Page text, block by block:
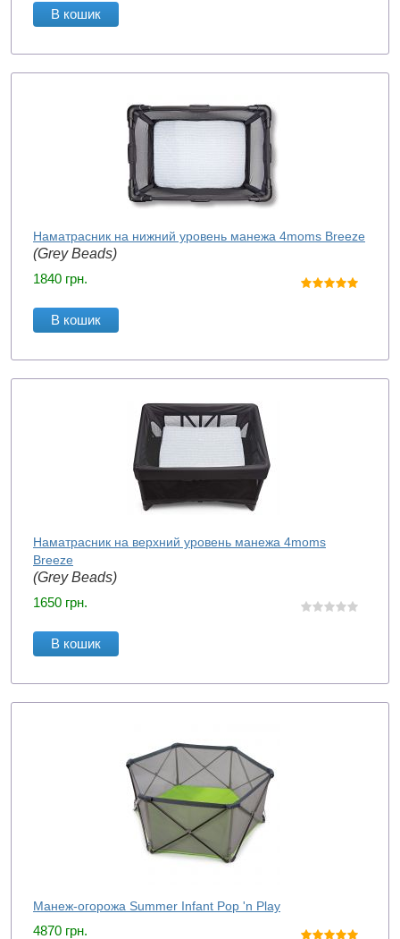
В кошик
Наматрасник на нижний уровень манежа 4moms Breeze
(Grey Beads)
1840 грн.
В кошик
Наматрасник на верхний уровень манежа 4moms
Breeze
(Grey Beads)
1650 грн.
В кошик
Манеж-огорожа Summer Infant Pop 'n Play
4870 грн.